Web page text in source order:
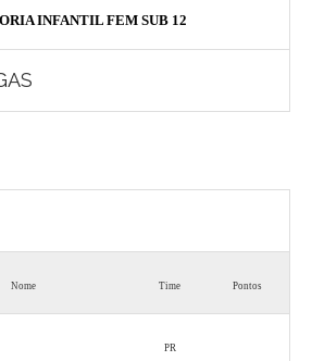
INFANTIL FEM SUB 12
Nome Time Pontos
PR